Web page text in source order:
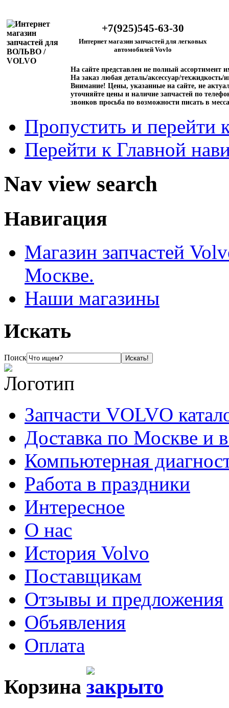
+7(925)545-63-30
Интернет магазин запчастей для легковых
автомобилей Vovlo
На сайте представлен не полный ассортимент
На заказ любая деталь/аксессуар/техжидкость/
Внимание! Цены, указанные на сайте, не
уточняйте цены и наличие запчастей по
звонков просьба по возможности писать в
Пропустить и перейти
Перейти к Главной
Nav view search
Навигация
Магазин запчастей
Москве.
Наши магазины
Искать
Поиск
Запчасти VOLVO
Доставка по Москве и
Компьютерная
Работа в праздники
Интересное
О нас
История Volvo
Поставщикам
Отзывы и предложения
Объявления
Оплата
Корзина